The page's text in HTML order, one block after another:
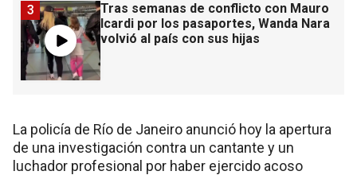
Tras semanas de conflicto con Mauro
Icardi por los pasaportes, Wanda Nara
volvió al país con sus hijas
3
La policía de Río de Janeiro anunció hoy la apertura
de una investigación contra un cantante y un
luchador profesional por haber ejercido acoso